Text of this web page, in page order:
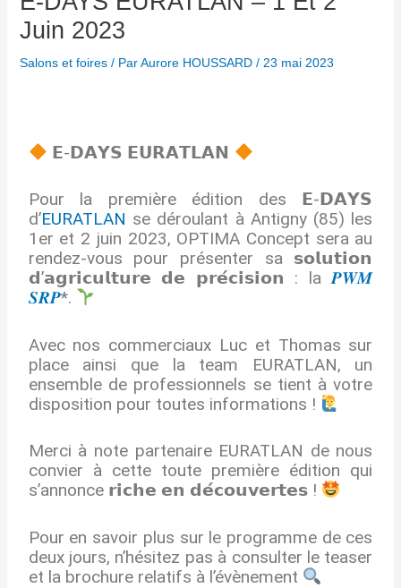
Juin 2023
Salons et foires/ ParAurore HOUSSARD / 23 mai 2023
𝗘-𝗗𝗔𝗬𝗦 𝗘𝗨𝗥𝗔𝗧𝗟𝗔𝗡
Pour la première édition des 𝗘-𝗗𝗔𝗬𝗦
d’EURATLAN se déroulant à Antigny (85) les
1er et 2 juin 2023, OPTIMA Concept sera au
rendez-vous pour présenter sa 𝘀𝗼𝗹𝘂𝘁𝗶𝗼𝗻
𝗱’𝗮𝗴𝗿𝗶𝗰𝘂𝗹𝘁𝘂𝗿𝗲 𝗱𝗲 𝗽𝗿𝗲́𝗰𝗶𝘀𝗶𝗼𝗻 : la𝑷𝑾𝑴
𝑺𝑹𝑷*.
Avec nos commerciaux Luc et Thomas sur
place ainsi que la team EURATLAN, un
ensemble de professionnels se tient à votre
disposition pour toutes informations !
Merci à note partenaire EURATLAN de nous
convier à cette toute première édition qui
s’annonce 𝗿𝗶𝗰𝗵𝗲 𝗲𝗻 𝗱𝗲́𝗰𝗼𝘂𝘃𝗲𝗿𝘁𝗲𝘀 !
Pour en savoir plus sur le programme de ces
deux jours, n’hésitez pas à consulter le teaser
et la brochure relatifs à l’évènement